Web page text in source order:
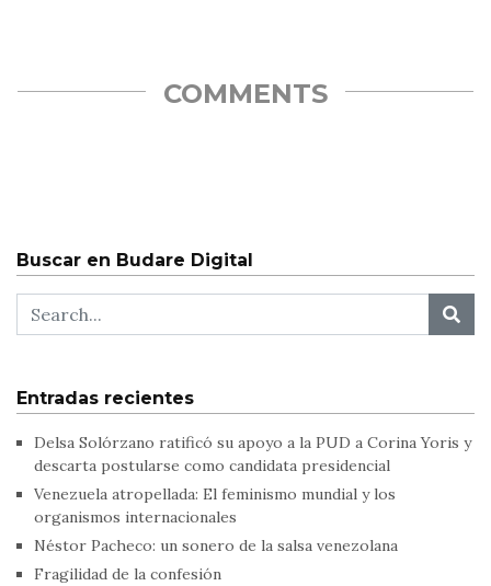
COMMENTS
Buscar en Budare Digital
Entradas recientes
Delsa Solórzano ratificó su apoyo a la PUD a Corina Yoris y
descarta postularse como candidata presidencial
Venezuela atropellada: El feminismo mundial y los
organismos internacionales
Néstor Pacheco: un sonero de la salsa venezolana
Fragilidad de la confesión